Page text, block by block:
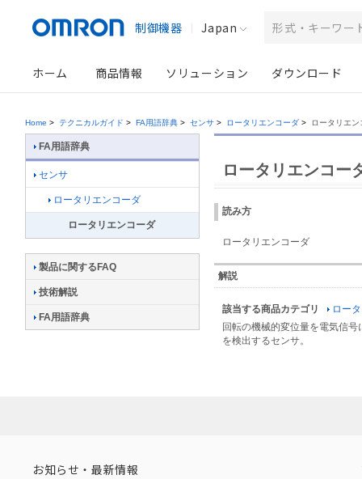
制御機器 Japan
ホーム 商品情報 ソリューション ダウンロード
Home > テクニカルガイド > FA用語辞典 > センサ > ロータリエンコーダ > ロータリエン
ロータリエンコー
読み方
ロータリエンコーダ
解説
該当する商品カテゴリ
ロー
回転の機械的変位量を電気信
を検出するセンサ。
FA用語辞典
センサ
ロータリエンコーダ
ロータリエンコーダ
製品に関するFAQ
技術解説
FA用語辞典
お知らせ・最新情報